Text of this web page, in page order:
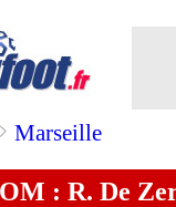
> Marseille
OM : R. De
rêve